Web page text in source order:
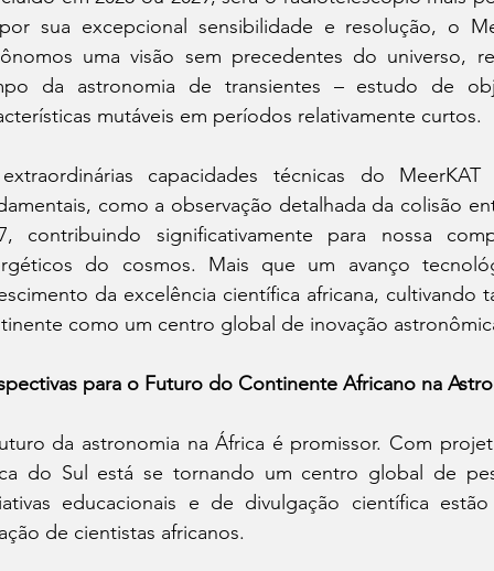
sua excepcional sensibilidade e resolução, o
uma visão sem precedentes do universo,
da astronomia de transientes – estudo de
mutáveis em períodos relativamente curtos.
capacidades técnicas do
como a observação detalhada da colisão
contribuindo significativamente para nossa
do cosmos. Mais que um avanço
da excelência científica africana, cultivando
como um centro global de inovação
para o Futuro do Continente Africano na
da astronomia na África é promissor. Com
do Sul está se tornando um centro global de
educacionais e de divulgação científica
de cientistas africanos.